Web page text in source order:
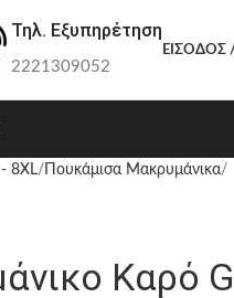
Τηλ. Εξυπηρέτηση
2221309052
ΕΊΣΟΔΟΣ
8XL
Πουκάμισα Μακρυμάνικα
Καρό